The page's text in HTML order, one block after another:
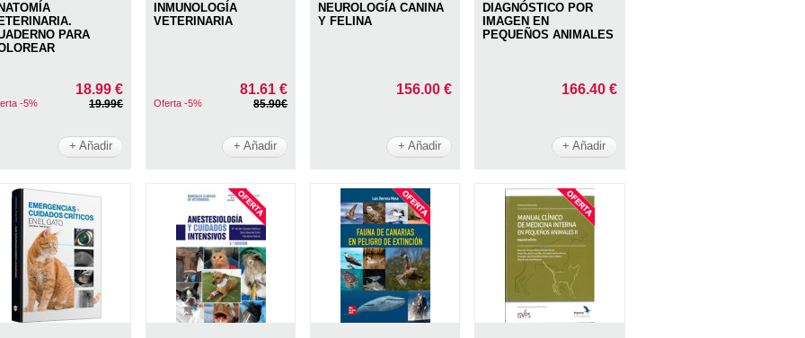
PARA
18.99 €
-5% 19.99€
+ Añadir
INMUNOLOGÍA
VETERINARIA
81.61 €
Oferta -5% 85.90€
+ Añadir
NEUROLOGÍA CANINA
Y FELINA
156.00 €
+ Añadir
DIAGNÓSTICO POR
IMAGEN EN
PEQUEÑOS ANIMALES
166.40 €
+ Añadir